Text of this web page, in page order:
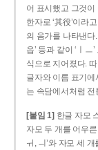
어 표시했고 그것이
한자로 ‘其役’이라
의 음가를 나타낸다
읍’ 등과 같이 ‘ㅣ
식으로 지어졌다. 따
글자와 이름 표기에
는 속담에서처럼
[붙임 1] 한글 자모
자모 두 개를 어우른
ㅟ, ㅢ’와 자모 세